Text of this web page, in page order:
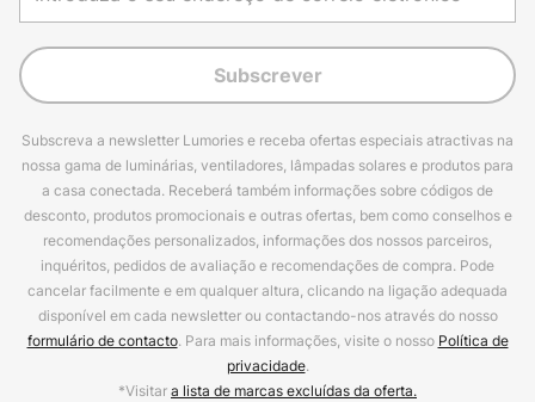
Subscrever
Subscreva a newsletter Lumories e receba ofertas especiais atractivas na
nossa gama de luminárias, ventiladores, lâmpadas solares e produtos para
a casa conectada. Receberá também informações sobre códigos de
desconto, produtos promocionais e outras ofertas, bem como conselhos e
recomendações personalizados, informações dos nossos parceiros,
inquéritos, pedidos de avaliação e recomendações de compra. Pode
cancelar facilmente e em qualquer altura, clicando na ligação adequada
disponível em cada newsletter ou contactando-nos através do nosso
formulário de contacto. Para mais informações, visite o nosso Política de
privacidade.
*Visitara lista de marcas excluídas da oferta.